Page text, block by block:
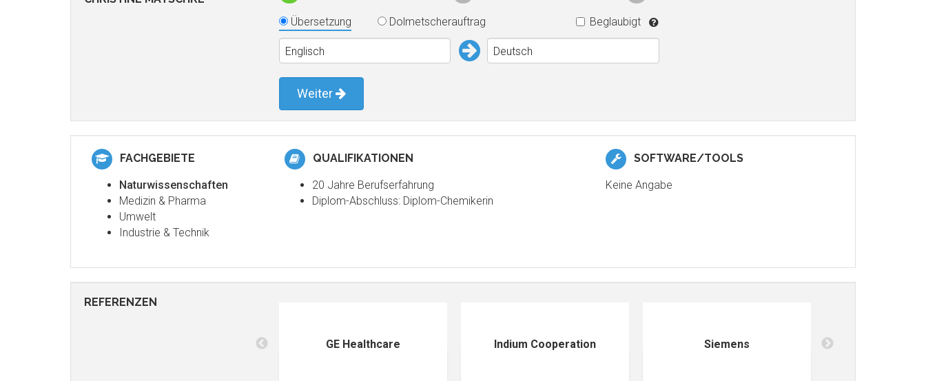
Übersetzung
Dolmetscherauftrag Beglaubigt
Englisch Deutsch
Weiter
QUALIFIKATIONEN
20 Jahre Berufserfahrung
Diplom-Abschluss: Diplom-Chemikerin
FACHGEBIETE
Naturwissenschaften
Medizin & Pharma
Umwelt
Industrie & Technik
SOFTWARE/TOOLS
Keine Angabe
REFERENZEN
GE Healthcare Indium Cooperation Siemens